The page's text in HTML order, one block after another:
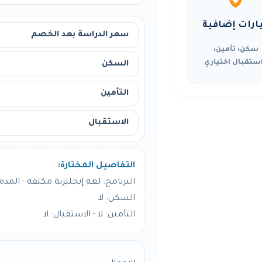
إضافية
سكن، تأمين،
اختياري
سعر الدراسة بعد الخصم
السكن
التأمين
الاستقبال
التفاصيل المختارة:
البرنامج: لغة إنجليزية مكثفة - المدة: 4
السكن: لا
التأمين: لا - الاستقبال: لا